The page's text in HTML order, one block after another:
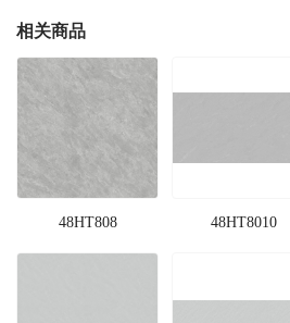
相关商品
48HT808 48HT8010